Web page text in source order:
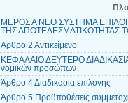
ΜΕΡΟΣ Α ΝΕΟ ΣΥΣΤΗΜΑ
ΤΗΣ ΑΠΟΤΕΛΕΣΜΑΤΙΚΟΤΗΤΑΣ
Άρθρο 2 Αντικείμενο
ΚΕΦΑΛΑΙΟ ΔΕΥΤΕΡΟ
νομικών προσώπων
Άρθρο 4 Διαδικασία επιλογής
Άρθρο 5 Προϋποθέσεις